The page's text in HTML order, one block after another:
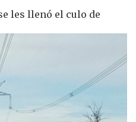
les llenó el culo de